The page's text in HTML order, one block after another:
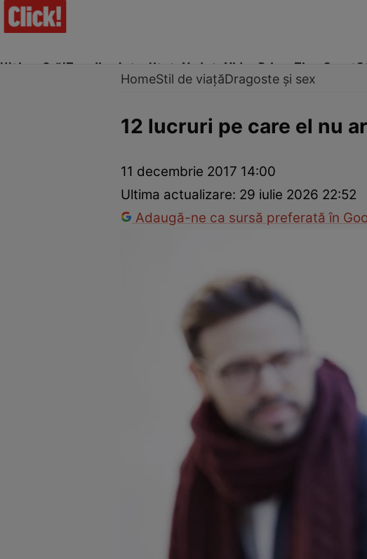
Ultima Oră!Trending Actualitate Vedete Video Prime Time Sport
Dragoste și SexEvenimente
HomeStil de viațăDragoste și sex
12 lucruri pe care el nu
11 decembrie 2017 14:00
Ultima actualizare: 29 iulie 2026 22:52
Adaugă-ne ca sursă preferată în